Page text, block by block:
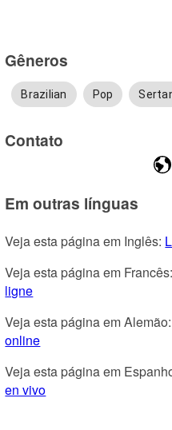
Gêneros
Brazilian Pop
Contato
Em outras línguas
Veja esta página em Inglês:
Veja esta página em Francês:
ligne
Veja esta página em Alemão:
online
Veja esta página em
en vivo